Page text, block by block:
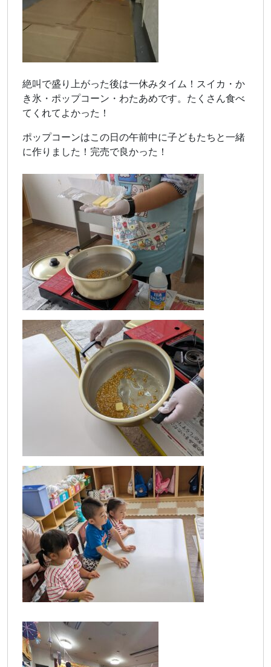
絶叫で盛り上がった後は一休みタイム！スイカ・か
き氷・ポップコーン・わたあめです。たくさん食べ
てくれてよかった！
ポップコーンはこの日の午前中に子どもたちと一緒
に作りました！完売で良かった！